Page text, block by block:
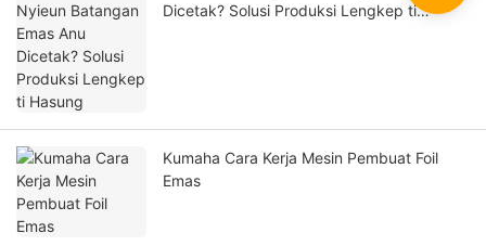
Dicetak? Solusi Produksi Lengkep ti
Kumaha Cara Kerja Mesin Pembuat Foil
Emas